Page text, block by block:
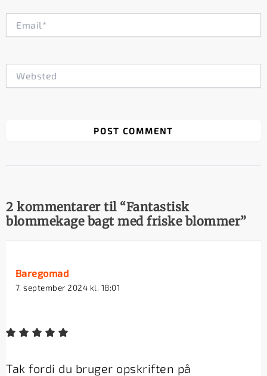
2 kommentarer til “Fantastisk
blommekage bagt med friske blommer”
Baregomad
7. september 2024 kl. 18:01
Tak fordi du bruger opskriften på